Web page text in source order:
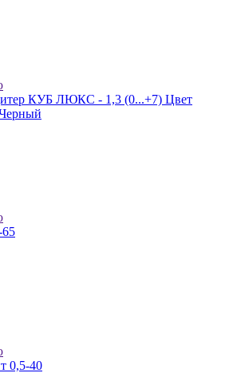
КУБ ЛЮКС - 1,3 (0...+7) Цвет
65
0,5-40